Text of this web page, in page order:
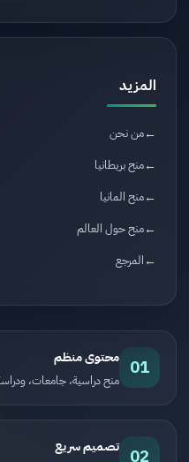
المزيد
من نحن
منح بريطانيا
منح المانيا
منح حول العالم
المرجع
01 محتوى منظم
منح دراسية، جامعات،
02 تصميم سريع